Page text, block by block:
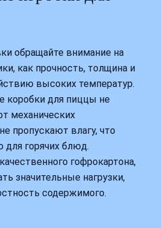
обращайте внимание на
как прочность, толщина и
высоких температур.
коробки для пиццы не
механических
пропускают влагу, что
для горячих блюд.
гофрокартона,
значительные нагрузки,
содержимого.